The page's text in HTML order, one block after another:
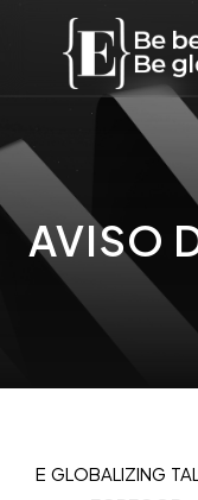
AVISO
E GLOBALIZING